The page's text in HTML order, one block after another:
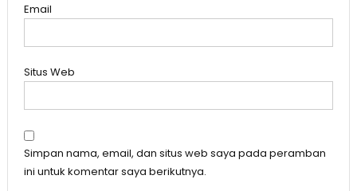
Email
Situs Web
Simpan nama, email, dan situs web saya pada peramban
ini untuk komentar saya berikutnya.